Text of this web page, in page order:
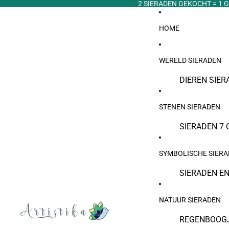
2 SIERADEN GEKOCHT = 1
HOME
WERELD SIERADEN
DIEREN
SIERADEN
JOODSE
STENEN SIERADEN
SIERADEN 7
MAANSTEEN
SYMBOLISCHE
SIERADEN
NATUUR SIERADEN